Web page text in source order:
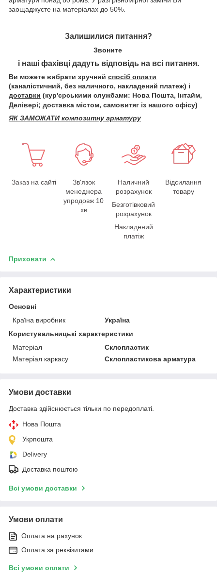
заощаджуєте на матеріалах до 50%.
Залишилися питання?
Звоните
і наші фахівці дадуть відповідь на всі питання.
Ви можете вибрати зручний спосіб оплати
(каналістичний, без наличного, накладений платеж) і
доставки (кур'єрськими службами: Нова Пошта, Інтайм,
Делівері; доставка містом, самовитяг із нашого офісу)
ЯК ЗАМОЖАТИ композитну арматуру
Заказ на сайті
Зв'язок
менеджера
упродовж 10
хв
Наличний
розрахунок
Безготівковий
розрахунок
Накладений
платіж
Відсилання
товару
Приховати
Характеристики
Основні
Країна виробник
Україна
Користувальницькі характеристики
Матеріал
Склопластик
Матеріал каркасу
Склопластикова арматура
Умови доставки
Доставка здійснюється тільки по передоплаті.
Нова Пошта
Укрпошта
Delivery
Доставка поштою
Всі умови доставки
Умови оплати
Оплата на рахунок
Оплата за реквізитами
Всі умови оплати